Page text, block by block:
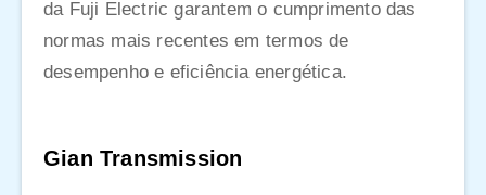
da Fuji Electric garantem o cumprimento das
normas mais recentes em termos de
desempenho e eficiência energética.
Gian Transmission